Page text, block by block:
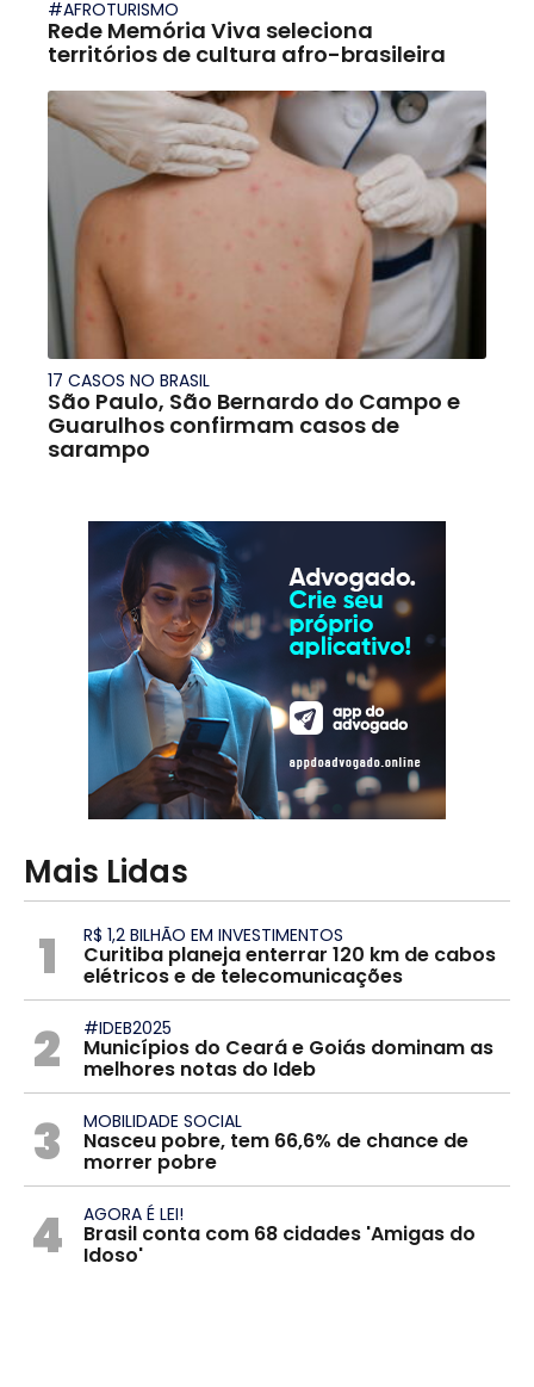
#AFROTURISMO
Rede Memória Viva seleciona
territórios de cultura afro-brasileira
17 CASOS NO BRASIL
São Paulo, São Bernardo do Campo e
Guarulhos confirmam casos de
sarampo
Mais Lidas
1 R$ 1,2 BILHÃO EM INVESTIMENTOS
Curitiba planeja enterrar 120 km de cabos
elétricos e de telecomunicações
2 #IDEB2025
Municípios do Ceará e Goiás dominam as
melhores notas do Ideb
3 MOBILIDADE SOCIAL
Nasceu pobre, tem 66,6% de chance de
morrer pobre
4 AGORA É LEI!
Brasil conta com 68 cidades 'Amigas do
Idoso'